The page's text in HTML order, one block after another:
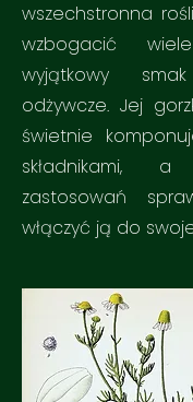
wszechstronna
wzbogacić
wyjątkowy
odżywcze. Jej
świetnie
składnikami, a
zastosowań
włączyć ją do